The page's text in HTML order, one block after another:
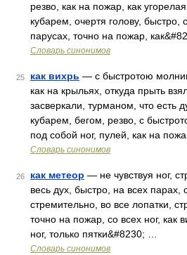
резво, как на пожар, как
кубарем, очертя голову, быстро,
парусах, точно на пожар,
Словарь синонимов
25 как вихрь — с быстротою
как на крыльях, откуда прыть
засверкали, турманом, что есть
кубарем, бегом, резво, с
под собой ног, пулей, как на
Словарь синонимов
26 как метеор — не чувствуя ног,
весь дух, быстро, на всех парах,
стремительно, во все лопатки,
точно на пожар, со всех ног, как
ног, только пятки&#8230; …
Словарь синонимов